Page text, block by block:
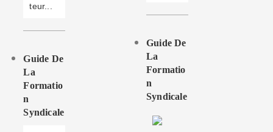
teur...
Guide De
La
Formatio
N
Syndicale
Guide De
La
Formatio
N
Syndicale